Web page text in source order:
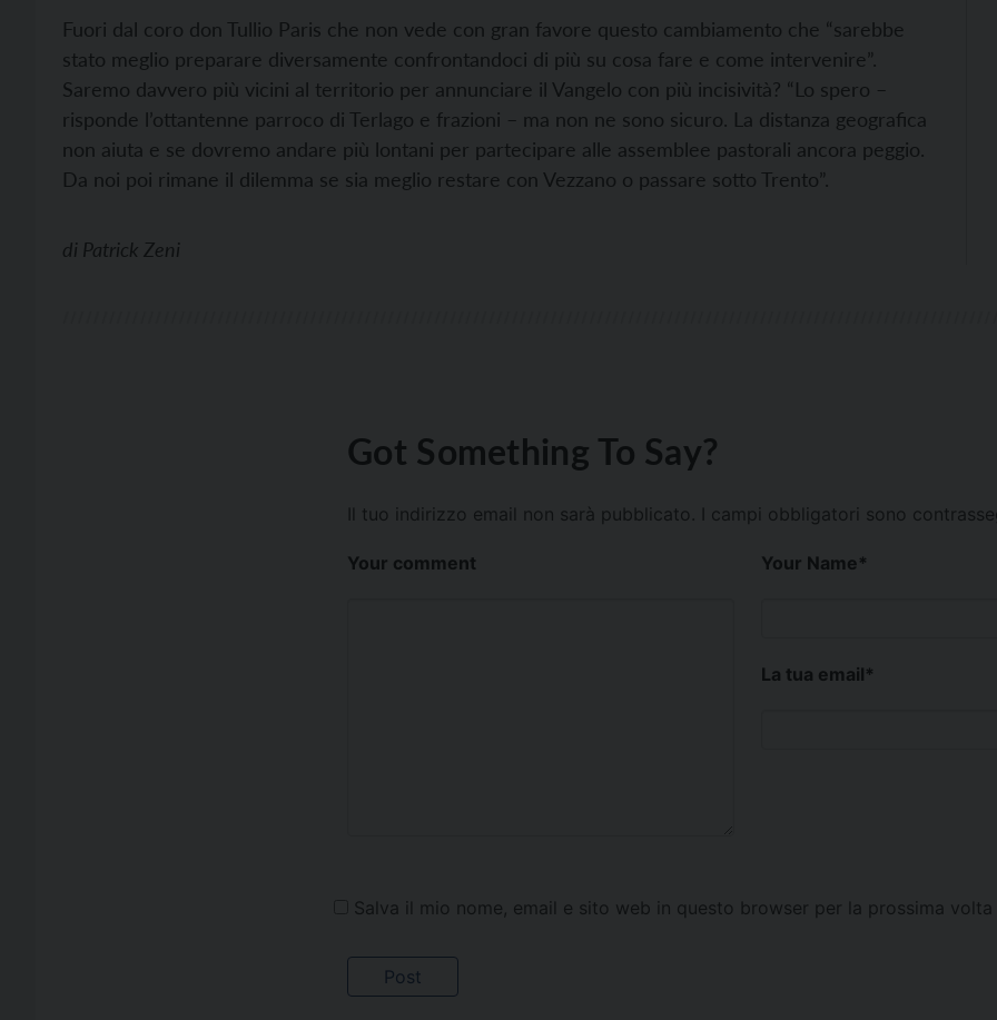
Fuori dal coro don Tullio Paris che non vede con gran favore questo cambiamento che “sarebbe
stato meglio preparare diversamente confrontandoci di più su cosa fare e come intervenire”.
Saremo davvero più vicini al territorio per annunciare il Vangelo con più incisività? “Lo spero –
risponde l’ottantenne parroco di Terlago e frazioni – ma non ne sono sicuro. La distanza geografica
non aiuta e se dovremo andare più lontani per partecipare alle assemblee pastorali ancora peggio.
Da noi poi rimane il dilemma se sia meglio restare con Vezzano o passare sotto Trento”.
di Patrick Zeni
Got Something To Say?
Il tuo indirizzo email non sarà pubblicato. I campi obbligatori sono
Your comment Your Name*
La tua email*
Salva il mio nome, email e sito web in questo browser per la prossima